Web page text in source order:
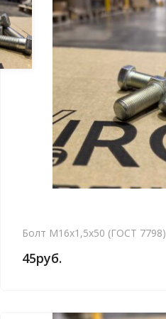
Болт М16х1,5х50 (ГОСТ 7798)
45руб.